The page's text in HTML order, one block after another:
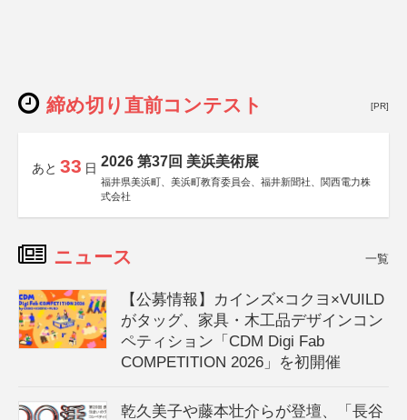
締め切り直前コンテスト [PR]
あと 33 日 2026 第37回 美浜美術展
福井県美浜町、美浜町教育委員会、福井新聞社、関西電力株
式会社
ニュース 一覧
【公募情報】カインズ×コクヨ×VUILD
がタッグ、家具・木工品デザインコン
ペティション「CDM Digi Fab
COMPETITION 2026」を初開催
乾久美子や藤本壮介らが登壇、「長谷